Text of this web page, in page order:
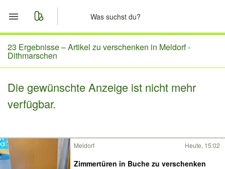
Start
Merkliste
Nachrichten
23 Ergebnisse –Artikel zu verschenken in Meldorf -
Dithmarschen
Die gewünschte Anzeige ist nicht mehr
verfügbar.
Meldorf Heute, 15:02
Zimmertüren in Buche zu verschenken